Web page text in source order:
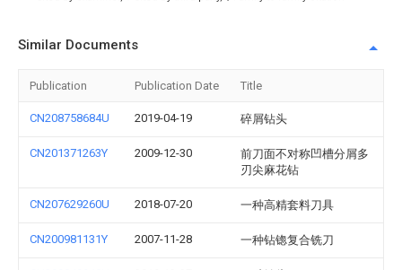
Similar Documents
Publication Publication Date Title
CN208758684U 2019-04-19 碎屑钻头
CN201371263Y 2009-12-30
前刀面不对称凹槽分屑多
刃尖麻花钻
CN207629260U 2018-07-20 一种高精套料刀具
CN200981131Y 2007-11-28 一种钻锪复合铣刀